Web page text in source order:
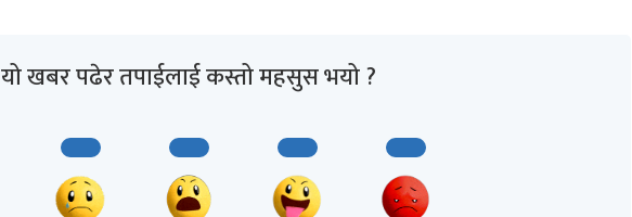
यो खबर पढेर तपाईलाई कस्तो महसुस भयो ?